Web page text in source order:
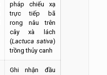
pháp chiếu xạ
trực tiếp bã
rong nâu trên
cây xà lách
(Lactuca sativa)
trồng thủy canh
Ghi nhận đầu